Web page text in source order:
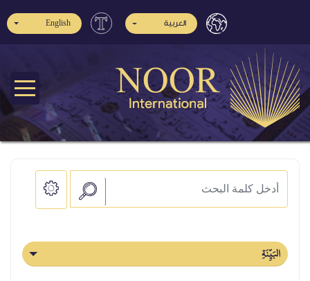
العربية English
البَيِّنَةِ